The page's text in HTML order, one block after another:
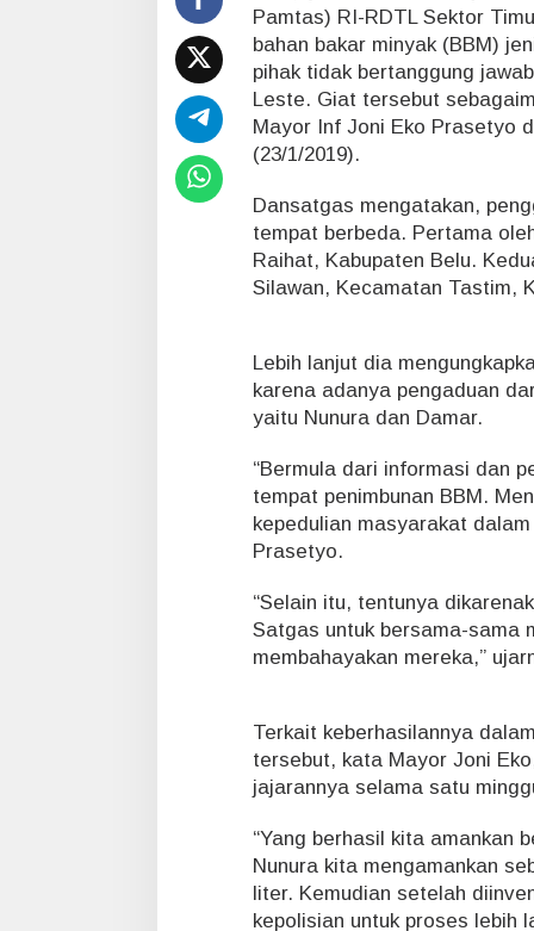
d
u
p
a
n
d
i
e
r
b
t
a
n
I
o
n
e
s
a
T
i
r
L
s
e
Pamtas) RI-RDTL Sektor
bahan bakar minyak (BBM)
pihak tidak bertanggung
Leste. Giat tersebut
Mayor Inf Joni Eko Prasetyo
(23/1/2019).
Dansatgas mengatakan,
tempat berbeda. Pertama
Raihat, Kabupaten Belu.
Silawan, Kecamatan Tastim,
Lebih lanjut dia
karena adanya pengaduan
yaitu Nunura dan Damar.
“Bermula dari informasi dan
tempat penimbunan BBM.
kepedulian masyarakat
Prasetyo.
“Selain itu, tentunya
Satgas untuk bersama-sama
membahayakan mereka,”
Terkait keberhasilannya
tersebut, kata Mayor Joni
jajarannya selama satu
“Yang berhasil kita amankan
Nunura kita mengamankan
liter. Kemudian setelah
kepolisian untuk proses lebih